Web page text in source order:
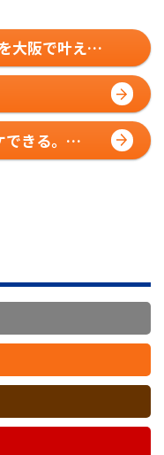
大阪で叶え
肢
きる。